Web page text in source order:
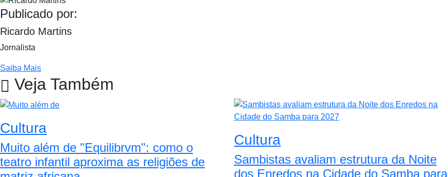
Publicado por:
Ricardo Martins
Jornalista
Saiba Mais
Veja Também
Cultura
Muito além de "Equilibrvm": como o
teatro infantil aproxima as religiões de
Cultura
Sambistas avaliam estrutura da Noite
dos Enredos na Cidade do Samba para